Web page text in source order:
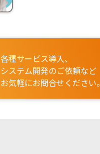
各種サービス導入、
システム開発のご依頼など
お気軽にお問合せください。